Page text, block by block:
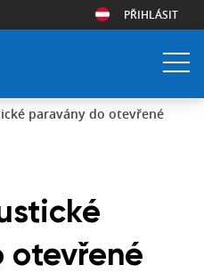
PŘIHLÁSIT
paravány do otevřené
otevřené